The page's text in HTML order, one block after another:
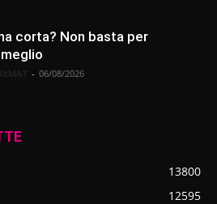
corta? Non basta per
- 06/08/2026
13800
12595